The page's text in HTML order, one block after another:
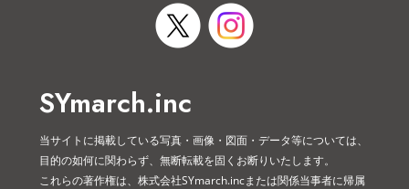
SYmarch.inc
当サイトに掲載している写真・画像・図面・データ等については、
目的の如何に関わらず、無断転載を固くお断りいたします。
これらの著作権は、株式会社SYmarch.incまたは関係当事者に帰属